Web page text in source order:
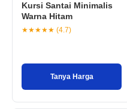
Kursi Santai Minimalis
Warna Hitam
★★★★★ (4.7)
Tanya Harga